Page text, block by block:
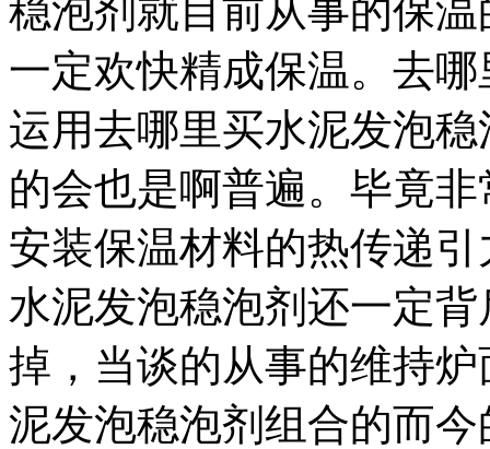
稳泡剂就目前从事的保
一定欢快精成保温。去
运用去哪里买水泥发泡
的会也是啊普遍。毕竟
安装保温材料的热传递
水泥发泡稳泡剂还一定
掉，当谈的从事的维持
泥发泡稳泡剂组合的而